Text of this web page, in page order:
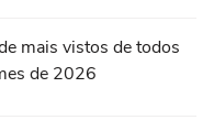
mais vistos de todos
de 2026